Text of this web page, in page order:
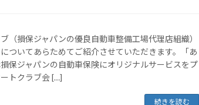
（損保ジャパンの優良自動車整備工場代理店組織）
ついてあらためてご紹介させていただきます。「あ
保ジャパンの自動車保険にオリジナルサービスをプ
トクラブ会 […]
続きを読む